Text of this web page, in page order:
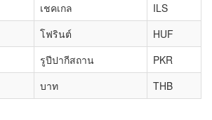
เชคเกล
ILS
โฟรินต์
HUF
รูปีปากีสถาน
PKR
บาท THB